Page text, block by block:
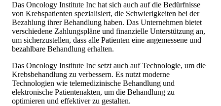
Das Oncology Institute Inc hat sich auch auf die Bedürfnisse
von Krebspatienten spezialisiert, die Schwierigkeiten bei der
Bezahlung ihrer Behandlung haben. Das Unternehmen bietet
verschiedene Zahlungspläne und finanzielle Unterstützung an,
um sicherzustellen, dass alle Patienten eine angemessene und
bezahlbare Behandlung erhalten.
Das Oncology Institute Inc setzt auch auf Technologie, um die
Krebsbehandlung zu verbessern. Es nutzt moderne
Technologien wie telemedizinische Behandlung und
elektronische Patientenakten, um die Behandlung zu
optimieren und effektiver zu gestalten.